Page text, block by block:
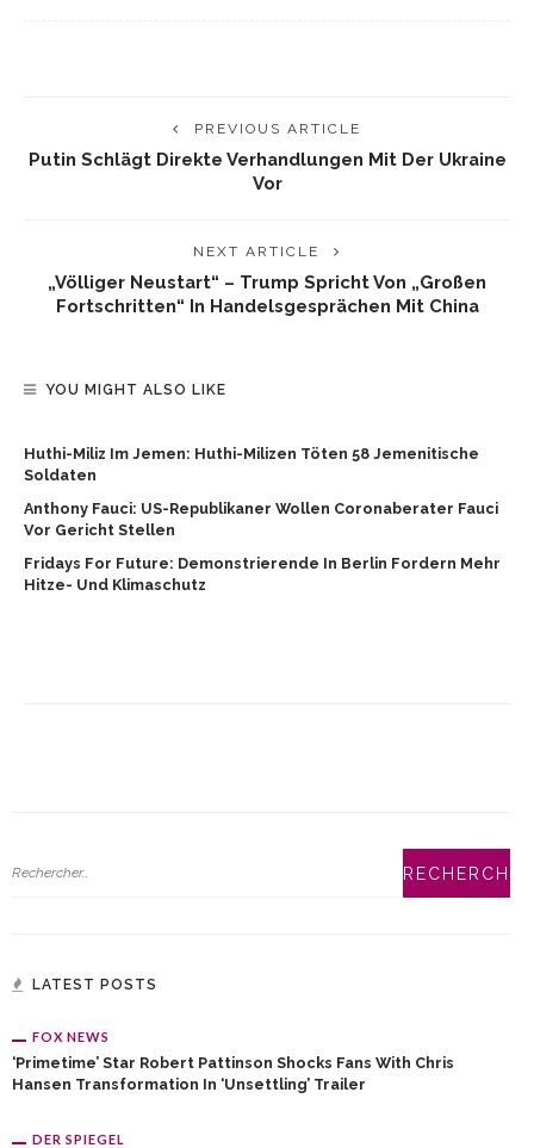
PREVIOUS ARTICLE
Putin Schlägt Direkte Verhandlungen Mit Der Ukraine
Vor
NEXT ARTICLE
„Völliger Neustart“ – Trump Spricht Von „großen
Fortschritten“ In Handelsgesprächen Mit China
YOU MIGHT ALSO LIKE
Huthi-Miliz Im Jemen: Huthi-Milizen Töten 58 Jemenitische
Soldaten
Anthony Fauci: US-Republikaner Wollen Coronaberater Fauci
Vor Gericht Stellen
Fridays For Future: Demonstrierende In Berlin Fordern Mehr
Hitze- Und Klimaschutz
LATEST POSTS
FOX NEWS
‘Primetime’ Star Robert Pattinson Shocks Fans With Chris
Hansen Transformation In ‘unsettling’ Trailer
DER SPIEGEL